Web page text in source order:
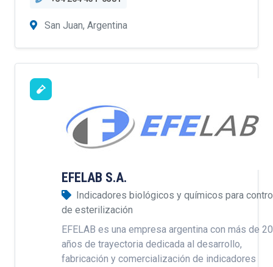
San Juan, Argentina
EFELAB S.A.
Indicadores biológicos y químicos para
de esterilización
EFELAB es una empresa argentina con más de 20
años de trayectoria dedicada al desarrollo,
fabricación y comercialización de indicadores